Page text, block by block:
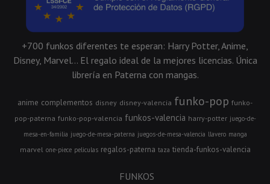
+700 funkos diferentes te esperan: Harry Potter, Anime,
Disney, Marvel... El regalo ideal de la mejores licencias. Única
librería en Paterna con mangas.
anime complementos disney disney-valencia funko-pop funko-
pop-paterna funko-pop-valencia funkos-valencia harry-potter juego-de-
mesa-en-familia juego-de-mesa-paterna juegos-de-mesa-valencia llavero manga
marvel one-piece peliculas regalos-paterna taza tienda-funkos-valencia
FUNKOS